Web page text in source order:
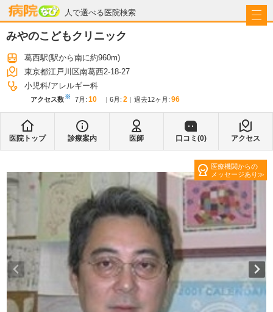
人で選べる医院検索
病院なび
みやのこどもクリニック
葛西駅(駅から南に約960m)
東京都江戸川区南葛西2-18-27
小児科 アレルギー科
アクセス数※ 7月 : 10 6月 : 2 過去12ヶ月: 96
医院トップ 診療案内 医師 口コミ(0) アクセス
医療機関からの
メッセージあり